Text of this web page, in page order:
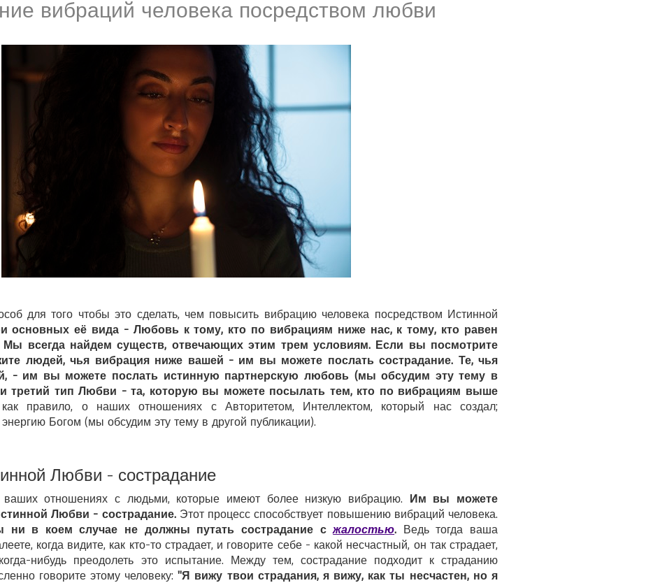
вибраций человека посредством любви
для того чтобы это сделать, чем повысить вибрацию человека посредством Истинной
основных её вида - Любовь к тому, кто по вибрациям ниже нас, к тому, кто равен
всегда найдем существ, отвечающих этим трем условиям. Если вы посмотрите
людей, чья вибрация ниже вашей - им вы можете послать сострадание. Те, чья
- им вы можете послать истинную партнерскую любовь (мы обсудим эту тему в
третий тип Любви - та, которую вы можете посылать тем, кто по вибрациям выше
правило, о наших отношениях с Авторитетом, Интеллектом, который нас создал;
Богом (мы обсудим эту тему в другой публикации).
Любви - сострадание
отношениях с людьми, которые имеют более низкую вибрацию. Им вы можете
Любви - сострадание.Этот процесс способствует повышению вибраций человека.
ни в коем случае не должны путать сострадание сжалостью. Ведь тогда ваша
когда видите, как кто-то страдает, и говорите себе - какой несчастный, он так страдает,
нибудь преодолеть это испытание. Между тем, сострадание подходит к страданию
говорите этому человеку:"Я вижу твои страдания, я вижу, как ты несчастен, но я